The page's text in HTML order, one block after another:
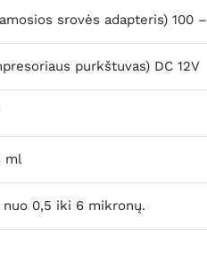
srovės adapteris) 100
purkštuvas) DC 12V
ml
nuo 0,5 iki 6 mikronų.